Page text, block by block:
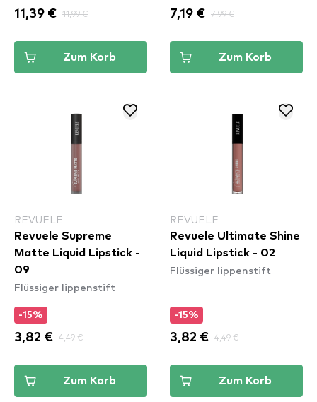
11,39 € 11,99 €
Zum Korb
7,19 € 7,99 €
Zum Korb
REVUELE
Revuele Supreme
Matte Liquid Lipstick -
09
Flüssiger lippenstift
-15%
3,82 € 4,49 €
Zum Korb
REVUELE
Revuele Ultimate Shine
Liquid Lipstick - 02
Flüssiger lippenstift
-15%
3,82 € 4,49 €
Zum Korb